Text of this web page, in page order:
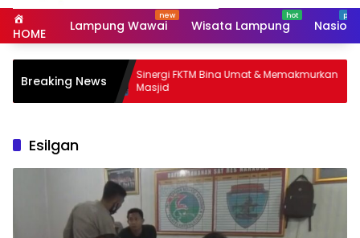
HOME Lampung Wawai Wisata Lampung
Breaking NewsSinergi FKTM Bina Umat & Memakmurkan
Masjid
Esilgan